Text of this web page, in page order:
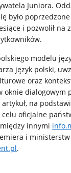
Juniora.
było
i pozwolił na
modelu
język polski,
oraz
oknie dialogowym
na
oficjalne
innymi
i
.